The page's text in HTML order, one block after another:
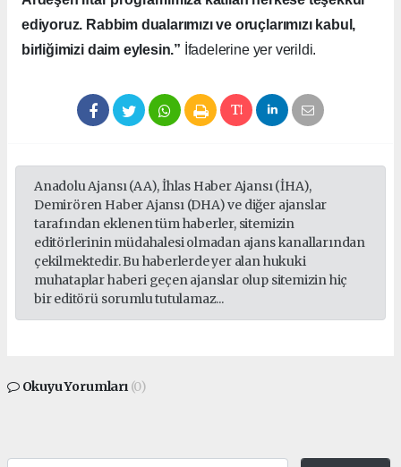
ediyoruz. Rabbim dualarımızı ve oruçlarımızı kabul,
birliğimizi daim eylesin.” İfadelerine yer verildi.
Anadolu Ajansı (AA), İhlas Haber Ajansı (İHA),
Demirören Haber Ajansı (DHA) ve diğer ajanslar
tarafından eklenen tüm haberler, sitemizin
editörlerinin müdahalesi olmadan ajans kanallarından
çekilmektedir. Bu haberlerde yer alan hukuki
muhataplar haberi geçen ajanslar olup sitemizin hiç
bir editörü sorumlu tutulamaz...
Okuyu Yorumları (0)